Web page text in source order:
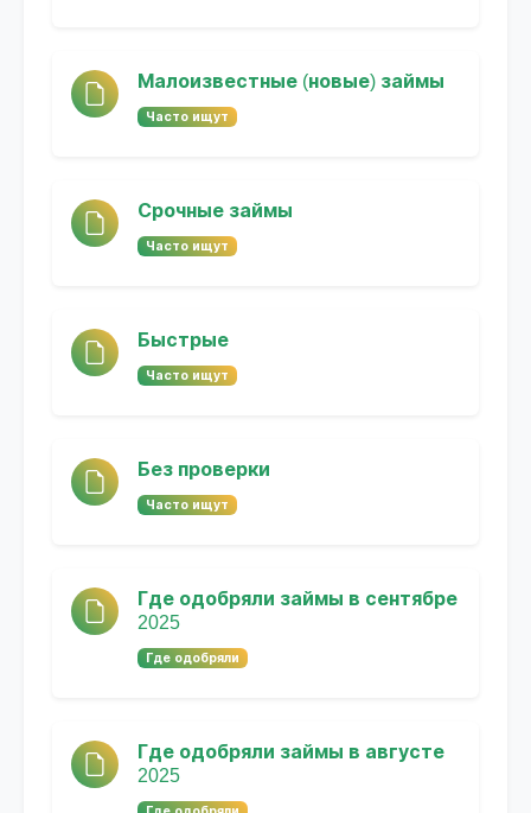
Малоизвестные (новые) займы
Часто ищут
Срочные займы
Часто ищут
Быстрые
Часто ищут
Без проверки
Часто ищут
Где одобряли займы в сентябре
2025
Где одобряли
Где одобряли займы в августе
2025